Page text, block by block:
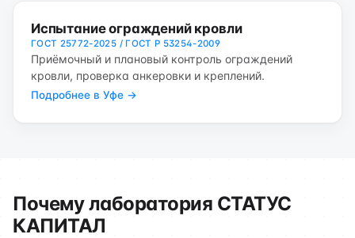
Испытание ограждений кровли
ГОСТ 25772-2025 / ГОСТ Р 53254-2009
Приёмочный и плановый контроль ограждений
кровли, проверка анкеровки и креплений.
Подробнее в Уфе →
Почему лаборатория СТАТУС
КАПИТАЛ